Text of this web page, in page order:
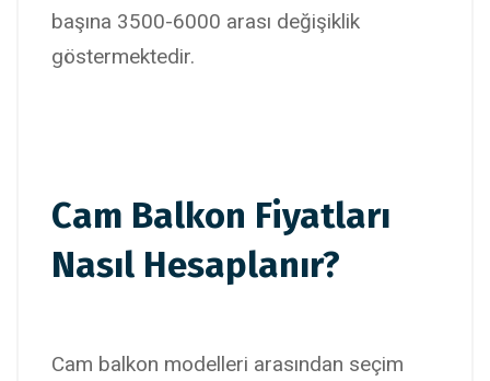
başına 3500-6000 arası değişiklik
göstermektedir.
Cam Balkon Fiyatları
Nasıl Hesaplanır?
Cam balkon modelleri arasından seçim